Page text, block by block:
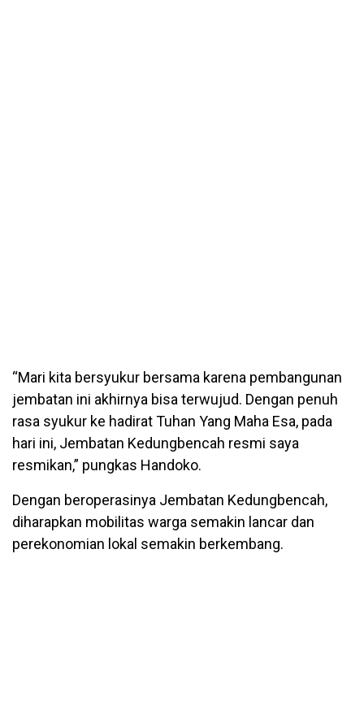
“Mari kita bersyukur bersama karena pembangunan
jembatan ini akhirnya bisa terwujud. Dengan penuh
rasa syukur ke hadirat Tuhan Yang Maha Esa, pada
hari ini, Jembatan Kedungbencah resmi saya
resmikan,” pungkas Handoko.
Dengan beroperasinya Jembatan Kedungbencah,
diharapkan mobilitas warga semakin lancar dan
perekonomian lokal semakin berkembang.